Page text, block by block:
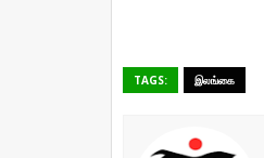
TAGS: இலங்கை